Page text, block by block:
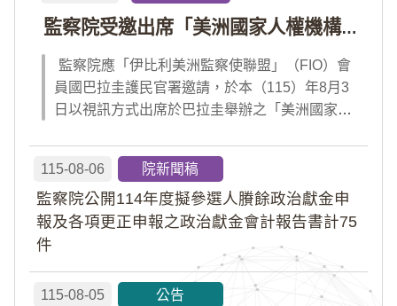
監察院受邀出席「美洲國家人權機構網絡」年會 分享我國氣候災害防治經驗 打造國際永續韌性
監察院應「伊比利美洲監察使聯盟」（FIO）會
員國巴拉圭護民官署邀請，於本（115）年8月3
日以視訊方式出席於巴拉圭舉辦之「美洲國家人
報告，就美洲地區環境災害、氣候緊急狀態與人
權風險等議題，與拉美地區監察機構、護民官署
及紅十字國際委員會、原住民社區支持組織...
115-08-06 院新聞稿
監察院公開114年度擬參選人賸餘政治獻金申
報及各項更正申報之政治獻金會計報告書計75
件
115-08-05 公告